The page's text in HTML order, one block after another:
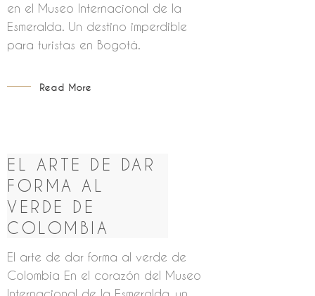
en el Museo Internacional de la
Esmeralda. Un destino imperdible
para turistas en Bogotá.
Read More
EL ARTE DE DAR
FORMA AL
VERDE DE
COLOMBIA
El arte de dar forma al verde de
Colombia En el corazón del Museo
Internacional de la Esmeralda, un